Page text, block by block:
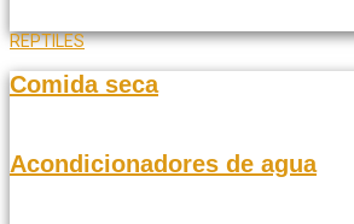
REPTILES
Comida seca
Acondicionadores de agua